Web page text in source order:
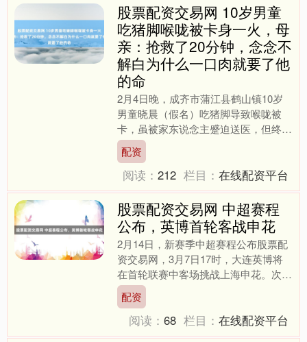
股票配资交易网 10岁男童
吃猪脚喉咙被卡身一火，母
亲：抢救了20分钟，念念不
解白为什么一口肉就要了他
的命
2月4日晚，成齐市蒲江县鹤山镇10岁
男童晓晨（假名）吃猪脚导致喉咙被
卡，虽被家东说念主蹙迫送医，但终因
窒息时辰过长堕入重度眩晕。 2月14
日，晓晨的姆妈高女士告....
配资
阅读：212 栏目：在线配资平台
股票配资交易网 中超赛程
公布，英博首轮客战申花
2月14日，新赛季中超赛程公布股票配
资交易网，3月7日17时，大连英博将
在首轮联赛中客场挑战上海申花。次轮
客战武汉三镇后，英博将在3月20日迎
来首个主场，镇守梭....
配资
阅读：68 栏目：在线配资平台